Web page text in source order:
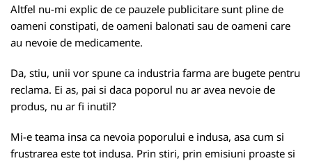
Altfel nu-mi explic de ce pauzele publicitare sunt pline de
oameni constipati, de oameni balonati sau de oameni care
au nevoie de medicamente.
Da, stiu, unii vor spune ca industria farma are bugete pentru
reclama. Ei as, pai si daca poporul nu ar avea nevoie de
produs, nu ar fi inutil?
Mi-e teama insa ca nevoia poporului e indusa, asa cum si
frustrarea este tot indusa. Prin stiri, prin emisiuni proaste si